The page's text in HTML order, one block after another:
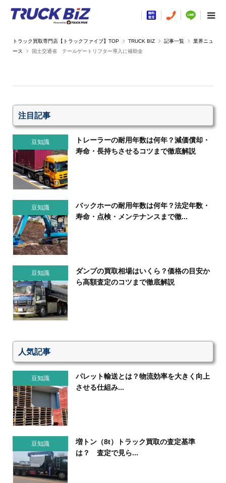
TRUCK BIZ 記事一覧
業界ニュ
ース
国土交通省 テールゲートリフター導入に補助金
注目記事
豆知識
トレーラーの耐用年数は何年？減価償却・
寿命・長持ちさせるコツまで徹底解説
豆知識
バックホーの耐用年数は何年？法定年数・
寿命・点検・メンテナンスまで徹...
豆知識
ダンプの買取相場はいくら？価格の目安か
ら高額査定のコツまで徹底解説
人気記事
豆知識
パレット輸送とは？物流効率を大きく向上
させる仕組み...
豆知識
増トン（8t）トラック買取の査定基準
は？ 査定で見ら...